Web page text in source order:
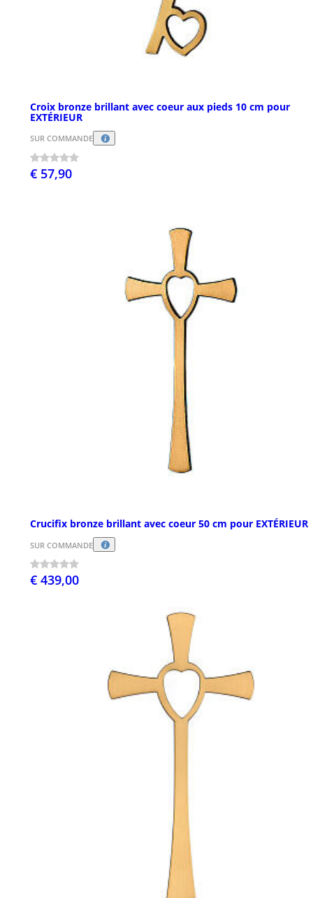
Croix bronze brillant avec coeur aux pieds 10 cm pour
EXTÉRIEUR
SUR COMMANDE
€ 57,90
Crucifix bronze brillant avec coeur 50 cm pour EXTÉRIEUR
SUR COMMANDE
€ 439,00